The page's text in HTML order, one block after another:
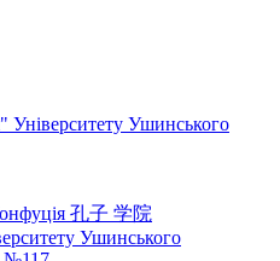
Ушинського
孔子 学院
Ушинського